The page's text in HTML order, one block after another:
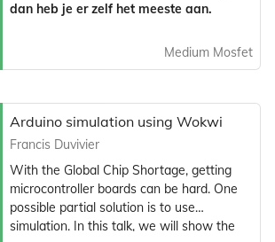
dan heb je er zelf het meeste aan.
Medium Mosfet
Arduino simulation using Wokwi
Francis Duvivier
With the Global Chip Shortage, getting
microcontroller boards can be hard. One
possible partial solution is to use
simulation. In this talk, we will show the